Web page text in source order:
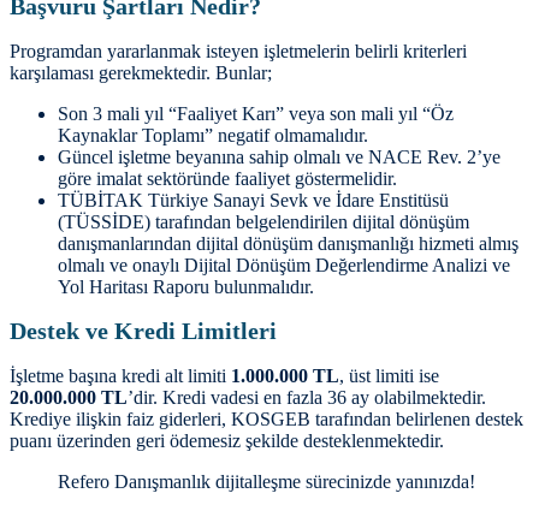
Başvuru Şartları Nedir?
Programdan yararlanmak isteyen işletmelerin belirli kriterleri
karşılaması gerekmektedir. Bunlar;
Son 3 mali yıl “Faaliyet Karı” veya son mali yıl “Öz
Kaynaklar Toplamı” negatif olmamalıdır.
Güncel işletme beyanına sahip olmalı ve NACE Rev. 2’ye
göre imalat sektöründe faaliyet göstermelidir.
TÜBİTAK Türkiye Sanayi Sevk ve İdare Enstitüsü
(TÜSSİDE) tarafından belgelendirilen dijital dönüşüm
danışmanlarından dijital dönüşüm danışmanlığı hizmeti almış
olmalı ve onaylı Dijital Dönüşüm Değerlendirme Analizi ve
Yol Haritası Raporu bulunmalıdır​​.
Destek ve Kredi Limitleri
İşletme başına kredi alt limiti 1.000.000 TL, üst limiti ise
20.000.000 TL’dir. Kredi vadesi en fazla 36 ay olabilmektedir.
Krediye ilişkin faiz giderleri, KOSGEB tarafından belirlenen destek
puanı üzerinden geri ödemesiz şekilde desteklenmektedir​​.
Refero Danışmanlık dijitalleşme sürecinizde yanınızda!